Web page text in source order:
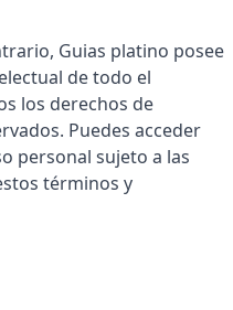
Guias platino posee
de todo el
los derechos de
Puedes acceder
personal sujeto a las
términos y